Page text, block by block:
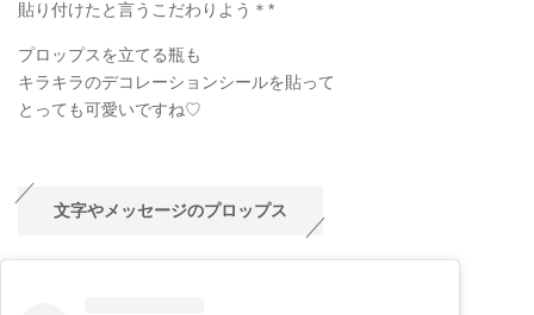
貼り付けたと言うこだわりよう＊*
プロップスを立てる瓶も
キラキラのデコレーションシールを貼って
とっても可愛いですね♡
文字やメッセージのプロップス